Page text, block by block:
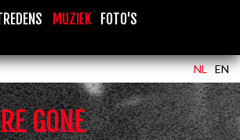
MUZIEK
FOTO'S
NL EN
GONE